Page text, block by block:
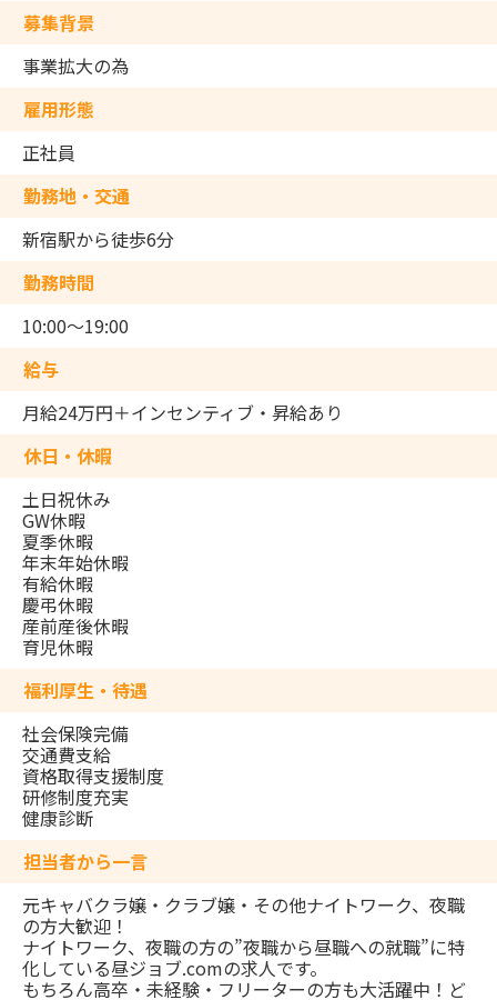
募集背景
事業拡大の為
雇用形態
正社員
勤務地・交通
新宿駅から徒歩6分
勤務時間
10:00～19:00
給与
月給24万円＋インセンティブ・昇給あり
休日・休暇
土日祝休み
GW休暇
夏季休暇
年末年始休暇
有給休暇
慶弔休暇
産前産後休暇
育児休暇
福利厚生・待遇
社会保険完備
交通費支給
資格取得支援制度
研修制度充実
健康診断
担当者から一言
元キャバクラ嬢・クラブ嬢・その他ナイトワーク、夜職
の方大歓迎！
ナイトワーク、夜職の方の”夜職から昼職への就職”に特
化している昼ジョブ.comの求人です。
もちろん高卒・未経験・フリーターの方も大活躍中！ど